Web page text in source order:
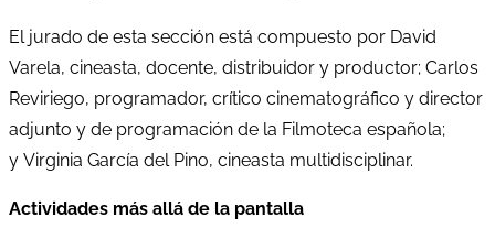
El jurado de esta sección está compuesto por David
Varela, cineasta, docente, distribuidor y productor; Carlos
Reviriego, programador, crítico cinematográfico y director
adjunto y de programación de la Filmoteca española;
y Virginia García del Pino, cineasta multidisciplinar.
Actividades más allá de la pantalla